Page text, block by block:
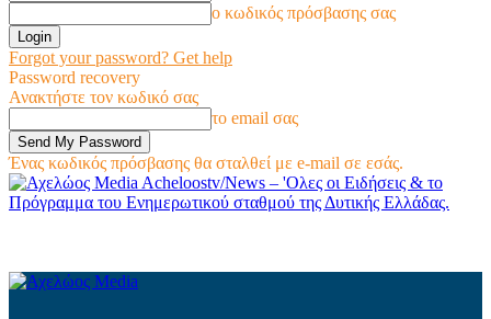
ο κωδικός πρόσβασης σας
Forgot your password? Get help
Password recovery
Ανακτήστε τον κωδικό σας
το email σας
Ένας κωδικός πρόσβασης θα σταλθεί με e-mail σε εσάς.
Acheloostv/News – 'Ολες οι Ειδήσεις & το
Πρόγραμμα του Ενημερωτικού σταθμού της Δυτικής Ελλάδας.